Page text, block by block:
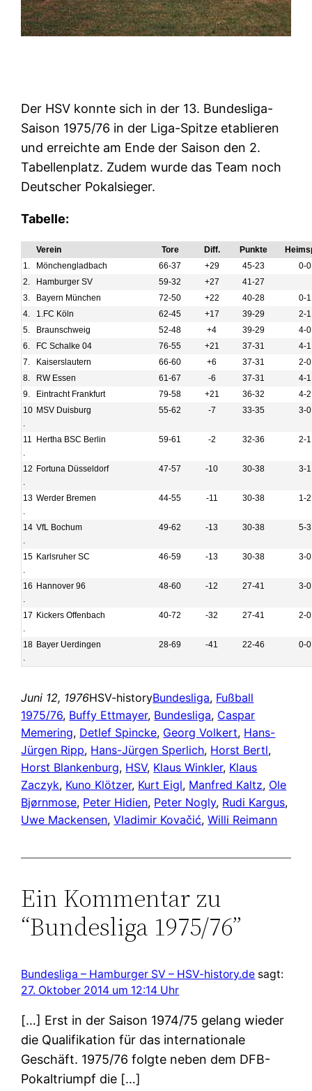
Der HSV konnte sich in der 13. Bundesliga-
Saison 1975/76 in der Liga-Spitze etablieren
und erreichte am Ende der Saison den 2.
Tabellenplatz. Zudem wurde das Team noch
Deutscher Pokalsieger.
Tabelle:
Verein Tore Diff. Punkte
1.
Mönchengladbach 66-37 +29 45-23
0-0
2.
Hamburger SV 59-32 +27 41-27
3.
Bayern München 72-50 +22 40-28
0-1
4.
1.FC Köln 62-45 +17 39-29
2-1
5.
Braunschweig 52-48 +4 39-29
4-0
6.
FC Schalke 04 76-55 +21 37-31
4-1
7.
Kaiserslautern 66-60 +6 37-31
2-0
8.
RW Essen 61-67 -6 37-31
4-1
9.
Eintracht Frankfurt 79-58 +21 36-32
4-2
10
.
MSV Duisburg 55-62 -7 33-35 3-0
11
.
Hertha BSC Berlin 59-61 -2 32-36 2-1
12
.
Fortuna Düsseldorf 47-57 -10 30-38 3-1
13
.
Werder Bremen 44-55 -11 30-38 1-2
14
.
VfL Bochum 49-62 -13 30-38 5-3
15
.
Karlsruher SC 46-59 -13 30-38 3-0
16
.
Hannover 96 48-60 -12 27-41 3-0
17
.
Kickers Offenbach 40-72 -32 27-41 2-0
18
.
Bayer Uerdingen 28-69 -41 22-46 0-0
Juni 12, 1976HSV-historyBundesliga, Fußball
1975/76, Buffy Ettmayer, Bundesliga, Caspar
Memering, Detlef Spincke, Georg Volkert, Hans-
Jürgen Ripp, Hans-Jürgen Sperlich, Horst Bertl
Horst Blankenburg, HSV, Klaus Winkler, Klaus
Zaczyk, Kuno Klötzer, Kurt Eigl, Manfred Kaltz, Ole
Bjørnmose, Peter Hidien, Peter Nogly, Rudi Kargus
Uwe Mackensen, Vladimir Kovačić, Willi Reimann
Ein Kommentar zu
“Bundesliga 1975/76”
Bundesliga – Hamburger SV – HSV-history.de sagt:
27. Oktober 2014 um 12:14 Uhr
[…] Erst in der Saison 1974/75 gelang wieder
die Qualifikation für das internationale
Geschäft. 1975/76 folgte neben dem DFB-
Pokaltriumpf die […]